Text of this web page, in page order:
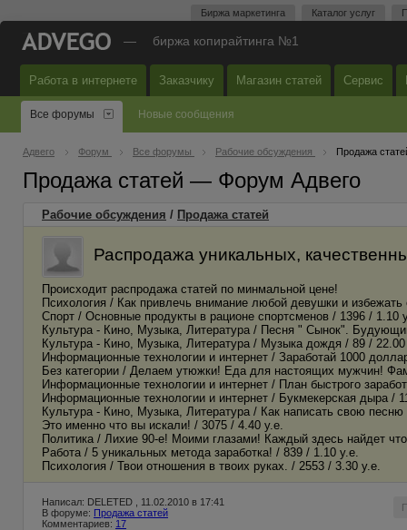
Биржа маркетинга Каталог услуг
— биржа копирайтинга №1
Работа в интернете Заказчику Магазин статей Сервис
Все форумы Новые сообщения
Адвего Форум Все форумы Рабочие обсуждения Продажа
Продажа статей — Форум Адвего
Рабочие обсуждения / Продажа статей
Распродажа уникальных,
Происходит распродажа статей по минмальной цене!
Психология / Как привлечь внимание любой девушки и
Спорт / Основные продукты в рационе спортсменов / 1396 / 1.10
Культура - Кино, Музыка, Литература / Песня " Сынок".
Культура - Кино, Музыка, Литература / Музыка дождя / 89 / 22.00
Информационные технологии и интернет / Заработай 1000
Без категории / Делаем утюжки! Еда для настоящих мужчин!
Информационные технологии и интернет / План быстрого
Информационные технологии и интернет / Букмекерская дыра /
Культура - Кино, Музыка, Литература / Как написать свою
Это именно что вы искали! / 3075 / 4.40 у.е.
Политика / Лихие 90-е! Моими глазами! Каждый здесь найдет
Работа / 5 уникальных метода заработка! / 839 / 1.10 у.е.
Психология / Твои отношения в твоих руках. / 2553 / 3.30 у.е.
Написал: DELETED , 11.02.2010 в 17:41
В форуме: Продажа статей
Комментариев: 17